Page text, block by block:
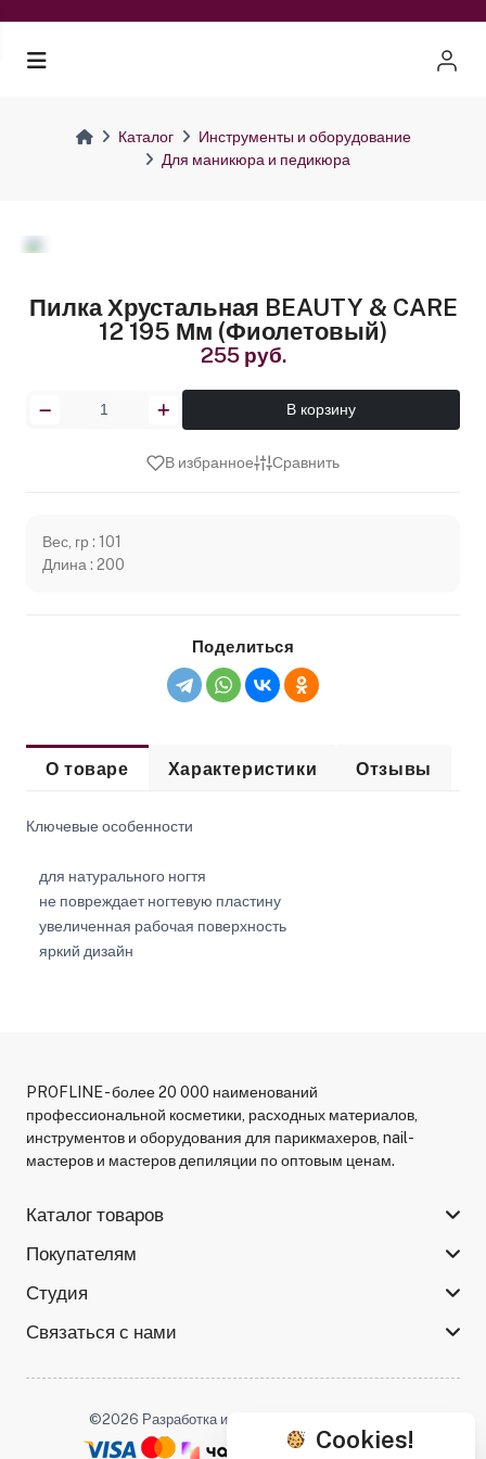
Каталог
Инструменты и оборудование
Для маникюра и педикюра
Пилка Хрустальная BEAUTY & CARE
12 195 Мм (фиолетовый)
255 руб.
В корзину
В избранное Сравнить
Вес, гр : 101
Длина : 200
Поделиться
О товаре Характеристики Отзывы
Ключевые особенности
для натурального ногтя
не повреждает ногтевую пластину
увеличенная рабочая поверхность
яркий дизайн
PROFLINE - более 20 000 наименований
профессиональной косметики, расходных материалов,
инструментов и оборудования для парикмахеров, nail-
мастеров и мастеров депиляции по оптовым ценам.
Каталог товаров
Покупателям
Студия
Связаться с нами
©2026 Разработка и поддержка -
Cookies!